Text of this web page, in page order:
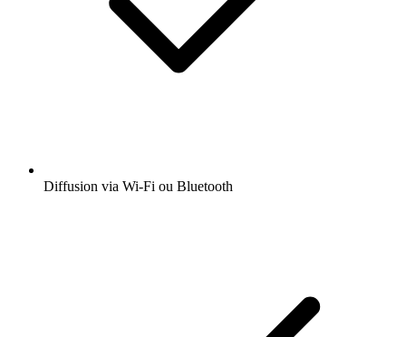
Diffusion via Wi-Fi ou Bluetooth